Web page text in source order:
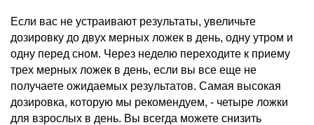
Если вас не устраивают результаты, увеличьте
дозировку до двух мерных ложек в день, одну утром и
одну перед сном. Через неделю переходите к приему
трех мерных ложек в день, если вы все еще не
получаете ожидаемых результатов. Самая высокая
дозировка, которую мы рекомендуем, - четыре ложки
для взрослых в день. Вы всегда можете снизить